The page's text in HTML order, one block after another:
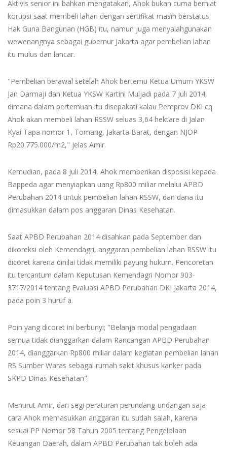
Aktivis senior ini bahkan mengatakan, Ahok bukan cuma berniat
korupsi saat membeli lahan dengan sertifikat masih berstatus
Hak Guna Bangunan (HGB) itu, namun juga menyalahgunakan
wewenangnya sebagai gubernur Jakarta agar pembelian lahan
itu mulus dan lancar.
"Pembelian berawal setelah Ahok bertemu Ketua Umum YKSW
Jan Darmaji dan Ketua YKSW Kartini Muljadi pada 7 Juli 2014,
dimana dalam pertemuan itu disepakati kalau Pemprov DKI cq
Ahok akan membeli lahan RSSW seluas 3,64 hektare di Jalan
Kyai Tapa nomor 1, Tomang, Jakarta Barat, dengan NJOP
Rp20.775.000/m2," jelas Amir.
Kemudian, pada 8 Juli 2014, Ahok memberikan disposisi kepada
Bappeda agar menyiapkan uang Rp800 miliar melalui APBD
Perubahan 2014 untuk pembelian lahan RSSW, dan dana itu
dimasukkan dalam pos anggaran Dinas Kesehatan.
Saat APBD Perubahan 2014 disahkan pada September dan
dikoreksi oleh Kemendagri, anggaran pembelian lahan RSSW itu
dicoret karena dinilai tidak memiliki payung hukum. Pencoretan
itu tercantum dalam Keputusan Kemendagri Nomor 903-
3717/2014 tentang Evaluasi APBD Perubahan DKI Jakarta 2014,
pada poin 3 huruf a.
Poin yang dicoret ini berbunyi; "Belanja modal pengadaan
semua tidak dianggarkan dalam Rancangan APBD Perubahan
2014, dianggarkan Rp800 miliar dalam kegiatan pembelian lahan
RS Sumber Waras sebagai rumah sakit khusus kanker pada
SKPD Dinas Kesehatan".
Menurut Amir, dari segi peraturan perundang-undangan saja
cara Ahok memasukkan anggaran itu sudah salah, karena
sesuai PP Nomor 58 Tahun 2005 tentang Pengelolaan
Keuangan Daerah, dalam APBD Perubahan tak boleh ada